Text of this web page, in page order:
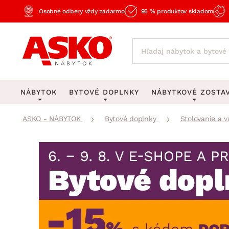
Osobné odbery vždy zadarmo 95 % produktov skladom
NÁBYTOK
Obývacia izba
Spálňa
Pracovňa a kancelária
BYTOVÉ DOPLNKY
KOBERCE
Veľké a stredné koberce
Behúne a malé koberce
Detské koberce
Kúpeľňové predložky
OSVETLENIE
Stolové lampy a
Stropné osvetlenie
Lustre a závesné
Stojacie lampy
NÁBYTKOVÉ
Obývacie
Spálňové
Kancelárske
Kuchynské
Detské
ASKO - NÁBYTOK Bytové doplnky Stolovanie a